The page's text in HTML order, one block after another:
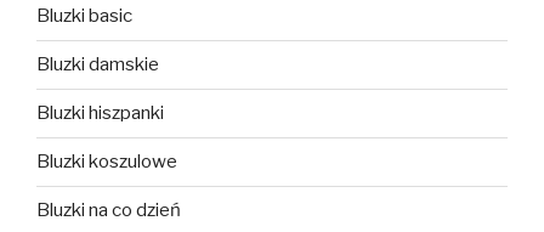
Bluzki basic
Bluzki damskie
Bluzki hiszpanki
Bluzki koszulowe
Bluzki na co dzień